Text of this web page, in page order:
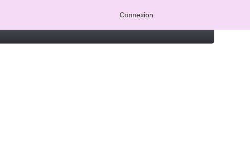
Connexion